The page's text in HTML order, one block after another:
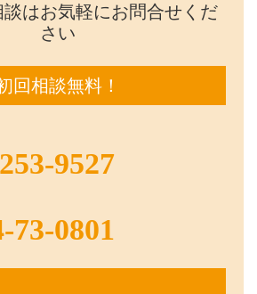
はお気軽にお問合せくだ
さい
回相談無料！
9527
73-0801